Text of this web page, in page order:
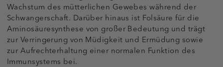
Wachstum des mütterlichen Gewebes während der
Schwangerschaft. Darüber hinaus ist Folsäure für die
Aminosäuresynthese von großer Bedeutung und trägt
zur Verringerung von Müdigkeit und Ermüdung sowie
zur Aufrechterhaltung einer normalen Funktion des
Immunsystems bei.